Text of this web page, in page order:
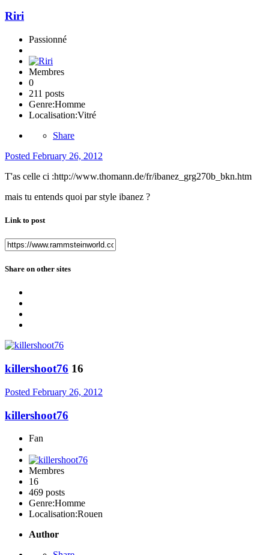
Riri
Passionné
Membres
0
211 posts
Genre:Homme
Localisation:Vitré
Share
Posted February 26, 2012
T'as celle ci :http://www.thomann.de/fr/ibanez_grg270b_bkn.htm
mais tu entends quoi par style ibanez ?
Link to post
Share on other sites
killershoot76 16
Posted February 26, 2012
killershoot76
Fan
Membres
16
469 posts
Genre:Homme
Localisation:Rouen
Author